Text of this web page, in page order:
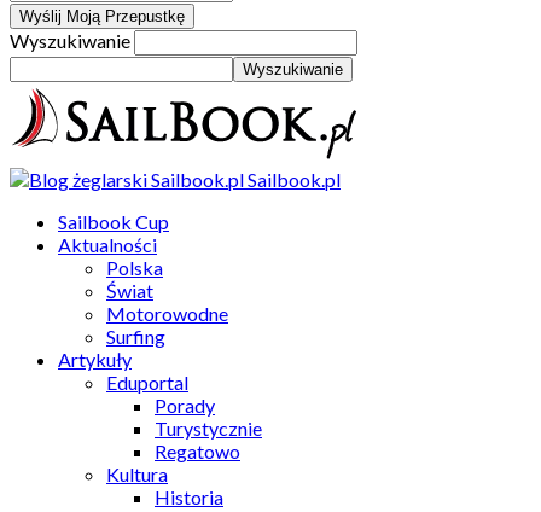
Wyszukiwanie
Sailbook.pl
Sailbook Cup
Aktualności
Polska
Świat
Motorowodne
Surfing
Artykuły
Eduportal
Porady
Turystycznie
Regatowo
Kultura
Historia